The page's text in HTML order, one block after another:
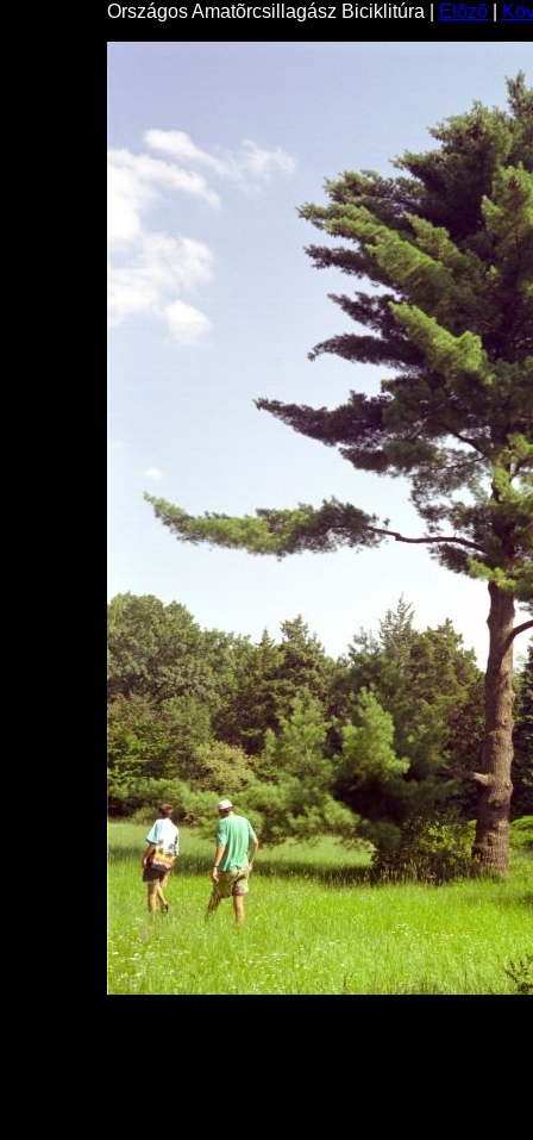
Országos Amatõrcsillagász Biciklitúra | Elõzõ